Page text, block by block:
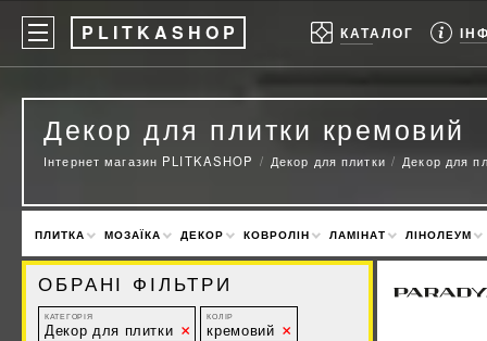
P LITKASHOP КАТАЛОГ
Декор для плитки кремовий
Інтернет магазин PLITKASHOP Декор для плитки Декор для
ПЛИТКА МОЗАЇКА ДЕКОР КОВРОЛІН ЛАМІНАТ ЛІНОЛЕУМ
ОБРАНІ ФІЛЬТРИ
КАТЕГОРІЯ
Декор для плитки
КОЛІР
кремовий